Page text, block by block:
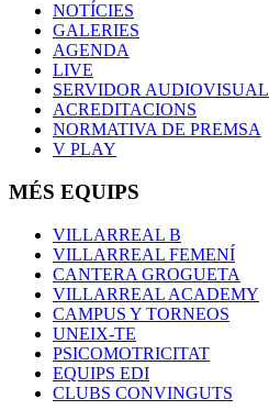
NOTÍCIES
GALERIES
AGENDA
LIVE
SERVIDOR AUDIOVISUAL
ACREDITACIONS
NORMATIVA DE PREMSA
V PLAY
MÉS EQUIPS
VILLARREAL B
VILLARREAL FEMENÍ
CANTERA GROGUETA
VILLARREAL ACADEMY
CAMPUS Y TORNEOS
UNEIX-TE
PSICOMOTRICITAT
EQUIPS EDI
CLUBS CONVINGUTS